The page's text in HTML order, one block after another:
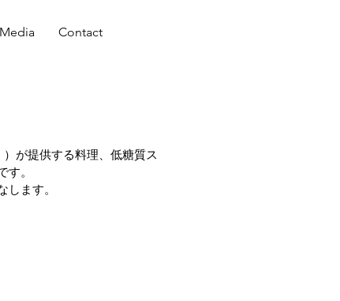
Contact
が提供する料理、低糖質ス
。
ます。